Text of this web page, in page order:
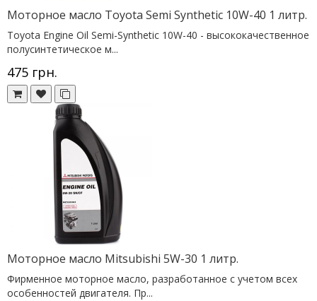
Моторное масло Toyota Semi Synthetic 10W-40 1 литр.
Toyota Engine Oil Semi-Synthetic 10W-40 - высококачественное
полусинтетическое м...
475 грн.
Моторное масло Mitsubishi 5W-30 1 литр.
Фирменное моторное масло, разработанное с учетом всех
особенностей двигателя. Пр...